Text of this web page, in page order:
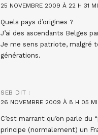
25 NOVEMBRE 2009 À 22 H 31
Quels pays d’origines ?
J’ai des ascendants Belges
Je me sens patriote, malgré
générations.
SEB DIT :
26 NOVEMBRE 2009 À 8 H 05
C’est marrant qu’on parle du
principe (normalement) un